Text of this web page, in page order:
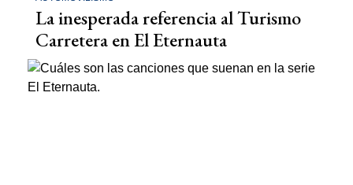
La inesperada referencia al Turismo
Carretera en El Eternauta